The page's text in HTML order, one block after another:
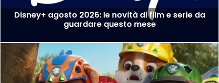
Disney+ agosto 2026: le novità di film e serie da
guardare questo mese